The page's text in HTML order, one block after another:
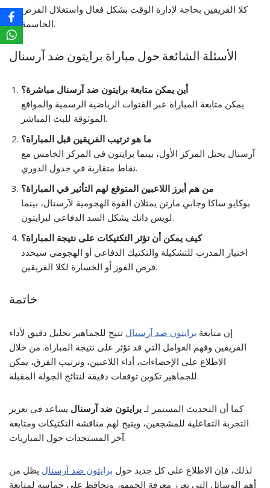
كلا الفريقين بحاجة لإدارة الوقت بشكل فعال واستغلال الفرص
الحاسمة.
الأسئلة الشائعة حول مباراة برايتون ضد آرسنال
أين يمكن متابعة برايتون ضد آرسنال مباشرة؟
يمكن متابعة المباراة عبر القنوات الرياضية الرسمية والمواقع
الموثوقة للبث المباشر.
ما هو ترتيب الفريقين قبل المباراة؟
آرسنال يحتل المركز الأول، بينما برايتون في المركز الخامس مع
نقاط متقاربة في جدول الدوري.
من هم أبرز اللاعبين المتوقع لهم التأثير في المباراة؟
بوكايو ساكا وجابي مارتن يمثلان القوة الهجومية لآرسنال، بينما
لويس دانك يشكل السد الدفاعي لبرايتون.
كيف يمكن أن تؤثر التكتيكات على نتيجة المباراة؟
اختيار المدرب للتشكيلة والتكتيك الدفاعي أو الهجومي سيحدد
فرص الفوز أو الخسارة لكلا الفريقين.
خاتمة
إن متابعة برايتون ضد آرسنال تتيح للجماهير تحليل دقيق لأداء
الفريقين وفهم العوامل التي قد تؤثر على نتيجة المباراة. من خلال
الاطلاع على الإحصاءات، أداء اللاعبين، وترتيب الفرق، يمكن
للجماهير تكوين توقعات دقيقة لنتائج الجولة المقبلة.
كما أن التحديث المستمر لـ برايتون ضد آرسنال يساعد في تعزيز
التجربة التفاعلية للمشجعين، ويتيح لهم مناقشة التكتيكات ومتابعة
آخر المستجدات حول المباريات.
لذلك، فإن الاطلاع على كل جديد حول برايتون ضد آرسنال يظل من
أهم الوسائل التي تعزز معرفة الجمهور وتحافظ على حماسه لمتابعة